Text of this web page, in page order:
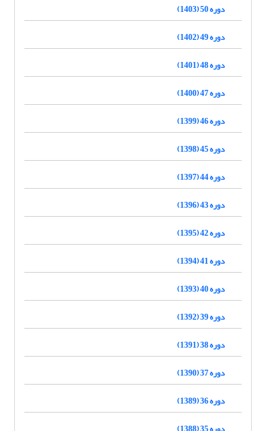
دوره 50 (1403)
دوره 49 (1402)
دوره 48 (1401)
دوره 47 (1400)
دوره 46 (1399)
دوره 45 (1398)
دوره 44 (1397)
دوره 43 (1396)
دوره 42 (1395)
دوره 41 (1394)
دوره 40 (1393)
دوره 39 (1392)
دوره 38 (1391)
دوره 37 (1390)
دوره 36 (1389)